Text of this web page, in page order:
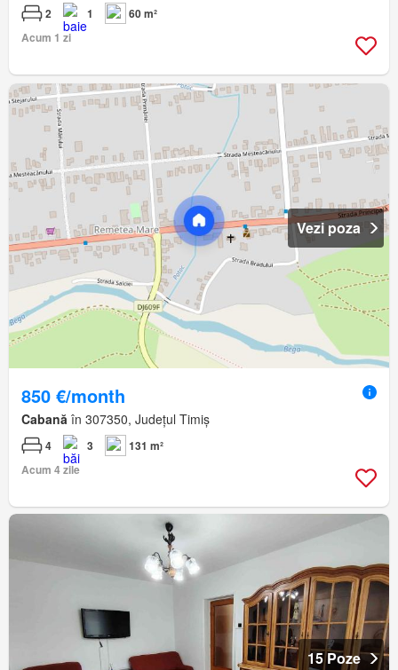
2 1
60 m²
Acum 1 zi
Vezi poza
850 €/month
Cabană în 307350, Județul Timiș
4 3
131 m²
Acum 4 zile
15 Poze